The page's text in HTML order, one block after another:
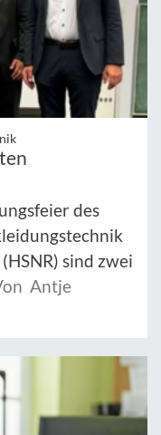
des
sind zwei
Antje